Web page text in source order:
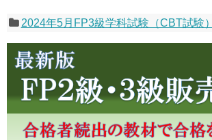
2024年5月FP3級学科試験（CBT試験